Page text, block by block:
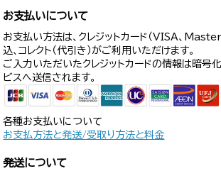
お支払いについて
お支払い方法は、クレジットカード（VISA、
込、コレクト（代引き）がご利用いただけます。
ご入力いただいたクレジットカードの情報は暗号
ビスへ送信されます。
各種お支払いについて
お支払方法と発送/受取り方法と料金
発送について